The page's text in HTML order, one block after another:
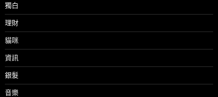
獨白
理財
貓咪
資訊
銀髮
音樂